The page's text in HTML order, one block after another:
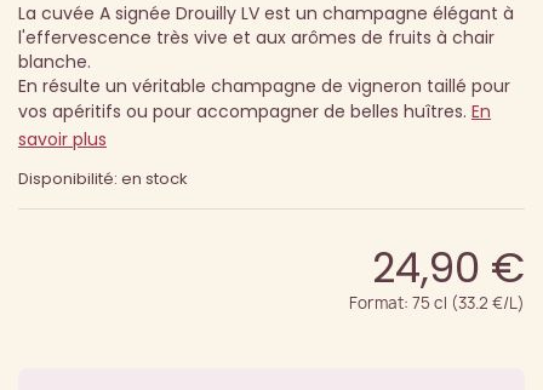
La cuvée A signée Drouilly LV est un champagne élégant à
l'effervescence très vive et aux arômes de fruits à chair
blanche.
En résulte un véritable champagne de vigneron taillé pour
vos apéritifs ou pour accompagner de belles huîtres. En
savoir plus
Disponibilité: en stock
24,90 €
Format: 75 cl (33.2 €/L)